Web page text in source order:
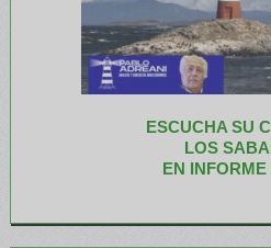
ESCUCHA SU
LOS
EN